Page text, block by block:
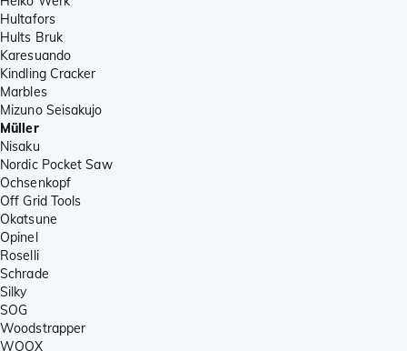
Hultafors
Hults Bruk
Karesuando
Kindling Cracker
Marbles
Mizuno Seisakujo
Müller
Nisaku
Nordic Pocket Saw
Ochsenkopf
Off Grid Tools
Okatsune
Opinel
Roselli
Schrade
Silky
SOG
Woodstrapper
WOOX